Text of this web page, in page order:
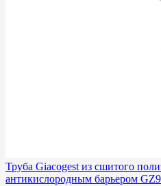
Труба Giacogest из сшитого
антикислородным барьером